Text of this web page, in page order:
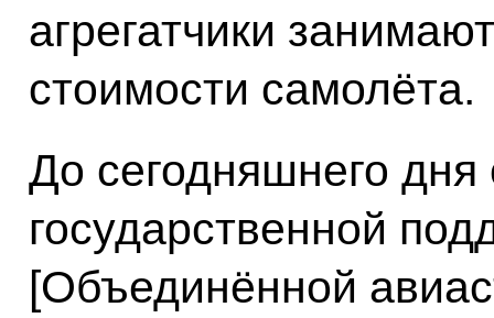
агрегатчики
стоимости самолёта.
До сегодняшнего
государственной
[Объединённой